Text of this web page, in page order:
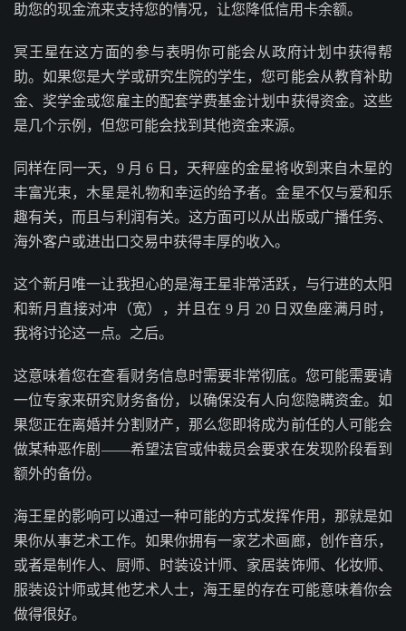
助您的现金流来支持您的情况，让您降低信用卡余额。
冥王星在这方面的参与表明你可能会从政府计划中获得帮
助。如果您是大学或研究生院的学生，您可能会从教育补助
金、奖学金或您雇主的配套学费基金计划中获得资金。这些
是几个示例，但您可能会找到其他资金来源。
同样在同一天，9 月 6 日，天秤座的金星将收到来自木星的
丰富光束，木星是礼物和幸运的给予者。金星不仅与爱和乐
趣有关，而且与利润有关。这方面可以从出版或广播任务、
海外客户或进出口交易中获得丰厚的收入。
这个新月唯一让我担心的是海王星非常活跃，与行进的太阳
和新月直接对冲（宽），并且在 9 月 20 日双鱼座满月时，
我将讨论这一点。之后。
这意味着您在查看财务信息时需要非常彻底。您可能需要请
一位专家来研究财务备份，以确保没有人向您隐瞒资金。如
果您正在离婚并分割财产，那么您即将成为前任的人可能会
做某种恶作剧——希望法官或仲裁员会要求在发现阶段看到
额外的备份。
海王星的影响可以通过一种可能的方式发挥作用，那就是如
果你从事艺术工作。如果你拥有一家艺术画廊，创作音乐，
或者是制作人、厨师、时装设计师、家居装饰师、化妆师、
服装设计师或其他艺术人士，海王星的存在可能意味着你会
做得很好。